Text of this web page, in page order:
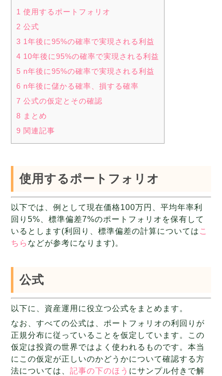
1 使用するポートフォリオ
2 公式
3 1年後に95%の確率で実現される利益
4 10年後に95%の確率で実現される利益
5 n年後に95%の確率で実現される利益
6 n年後に儲かる確率、損する確率
7 公式の仮定とその確認
8 まとめ
9 関連記事
使用するポートフォリオ
以下では、例として現在価格100万円、平均年率利
回り5%、標準偏差7%のポートフォリオを保有して
いるとします(利回り、標準偏差の計算については こ
ちら などが参考になります)。
公式
以下に、資産運用に役立つ公式をまとめます。
なお、すべての公式は、ポートフォリオの利回りが
正規分布に従っていることを仮定しています。この
仮定は投資の世界ではよく使われるものです。本当
にこの仮定が正しいのかどうかについて確認する方
法については、記事の下のほう にサンプル付きで解